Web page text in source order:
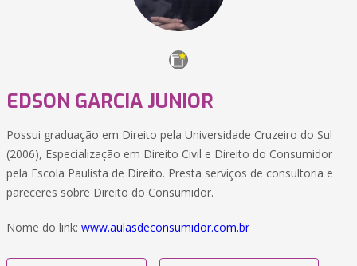
EDSON GARCIA JUNIOR
Possui graduação em Direito pela Universidade Cruzeiro do Sul
(2006), Especialização em Direito Civil e Direito do Consumidor
pela Escola Paulista de Direito. Presta serviços de consultoria e
pareceres sobre Direito do Consumidor.
Nome do link: www.aulasdeconsumidor.com.br